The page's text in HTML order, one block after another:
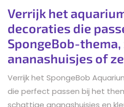
Verrijk het
decoraties die
SpongeBob-thema,
ananashuisjes of
Verrijk het SpongeBob
die perfect passen bij het
schattige ananashuisjes en